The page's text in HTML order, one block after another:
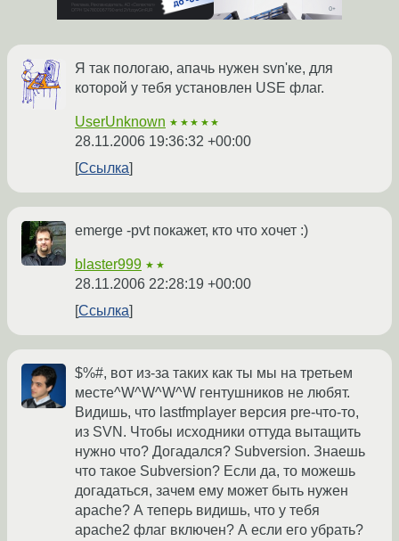
Я так пологаю, апачь нужен svn'ке, для
которой у тебя установлен USE флаг.
UserUnknown ★★★★★
28.11.2006 19:36:32 +00:00
Ссылка
emerge -pvt покажет, кто что хочет :)
blaster999 ★★
28.11.2006 22:28:19 +00:00
Ссылка
$%#, вот из-за таких как ты мы на третьем
месте^W^W^W^W гентушников не любят.
Видишь, что lastfmplayer версия pre-что-то,
из SVN. Чтобы исходники оттуда вытащить
нужно что? Догадался? Subversion. Знаешь
что такое Subversion? Если да, то можешь
догадаться, зачем ему может быть нужен
apache? А теперь видишь, что у тебя
apache2 флаг включен? А если его убрать?